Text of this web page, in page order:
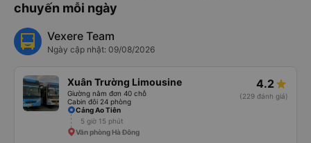
chuyến mỗi ngày
Vexere Team
Ngày cập nhật: 09/08/2026
Xuân Trường Limousine
Giường nằm đơn 40 chỗ
Cabin đôi 24 phòng
4.2
(229 đánh giá)
Cảng Ao Tiên
5 giờ 15 phút
Văn phòng Hà Đông